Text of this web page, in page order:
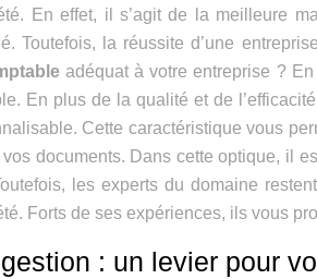
En effet, il s’agit de la meilleure
Toutefois, la réussite d’une
adéquat à votre entreprise ?
En plus de la qualité et de
Cette caractéristique vous
documents. Dans cette optique, il
les experts du domaine
Forts de ses expériences, ils vous
: un levier pour